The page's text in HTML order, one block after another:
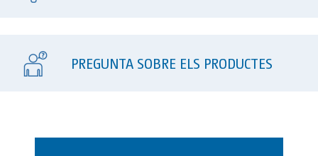
PREGUNTA SOBRE ELS PRODUCTES